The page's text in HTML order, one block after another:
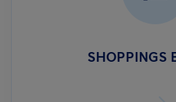
SHOPPINGS